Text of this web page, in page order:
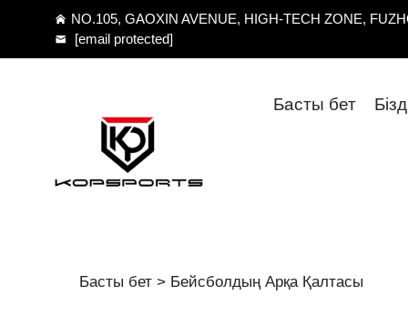
NO.105, GAOXIN AVENUE, HIGH-TECH ZONE,
[email protected]
Басты бет
Басты бет > Бейсболдың Арқа Қалтасы